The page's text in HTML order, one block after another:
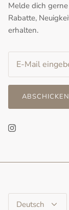
Melde dich
Rabatte,
erhalten.
ABSCHICKEN
Deutsch